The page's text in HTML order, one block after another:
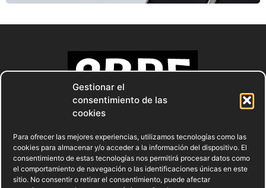
Gestionar el
consentimiento de las
cookies
Para ofrecer las mejores experiencias, utilizamos tecnologías como las
cookies para almacenar y/o acceder a la información del dispositivo. El
consentimiento de estas tecnologías nos permitirá procesar datos como
el comportamiento de navegación o las identificaciones únicas en este
sitio. No consentir o retirar el consentimiento, puede afectar